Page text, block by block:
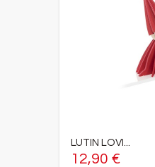
LUTIN LOVI...
12,90 €